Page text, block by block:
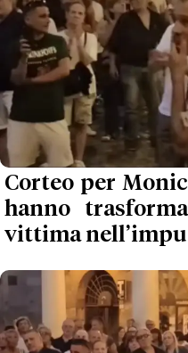
Corteo per
hanno
vittima